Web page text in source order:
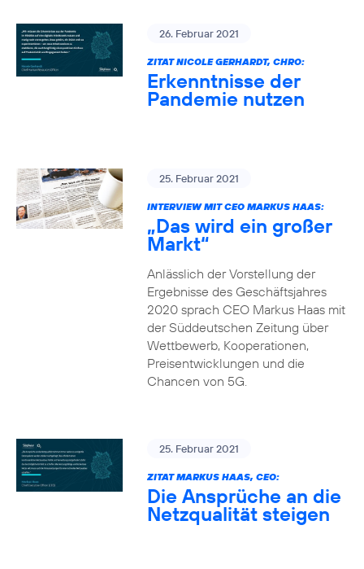
26. Februar 2021
ZITAT NICOLE GERHARDT, CHRO:
Erkenntnisse der
Pandemie nutzen
25. Februar 2021
INTERVIEW MIT CEO MARKUS HAAS:
„Das wird ein großer
Markt“
Anlässlich der Vorstellung der
Ergebnisse des Geschäftsjahres
2020 sprach CEO Markus Haas mit
der Süddeutschen Zeitung über
Wettbewerb, Kooperationen,
Preisentwicklungen und die
Chancen von 5G.
25. Februar 2021
ZITAT MARKUS HAAS, CEO:
Die Ansprüche an die
Netzqualität steigen